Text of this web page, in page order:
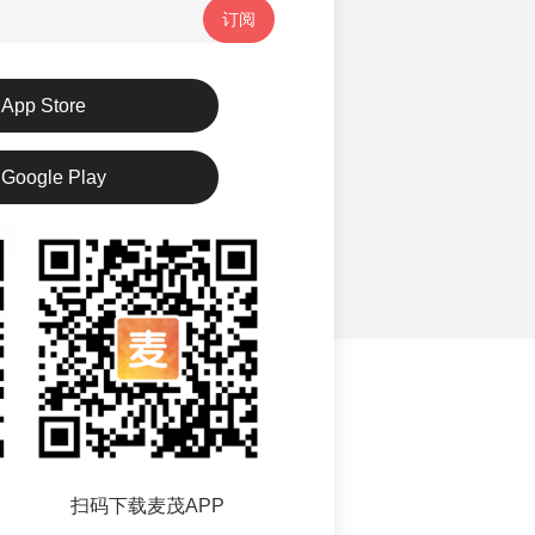
订阅
App Store
Google Play
扫码下载麦茂APP